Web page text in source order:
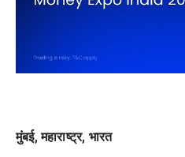
मुंबई, महाराष्ट्र, भारत